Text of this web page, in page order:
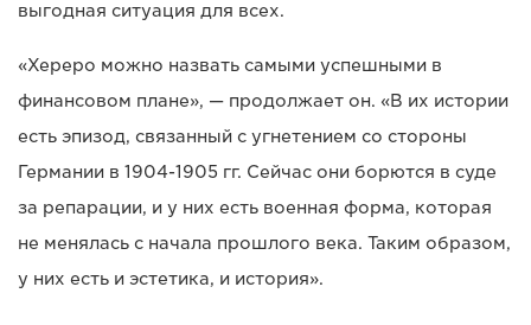
выгодная ситуация для всех.
«Хереро можно назвать самыми успешными в
финансовом плане», — продолжает он. «В их истории
есть эпизод, связанный с угнетением со стороны
Германии в 1904-1905 гг. Сейчас они борются в суде
за репарации, и у них есть военная форма, которая
не менялась с начала прошлого века. Таким образом,
у них есть и эстетика, и история».